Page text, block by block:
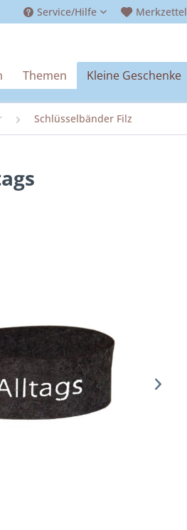
Service/Hilfe Merkzettel
Themen Kleine Geschenke
Schlüsselbänder Filz